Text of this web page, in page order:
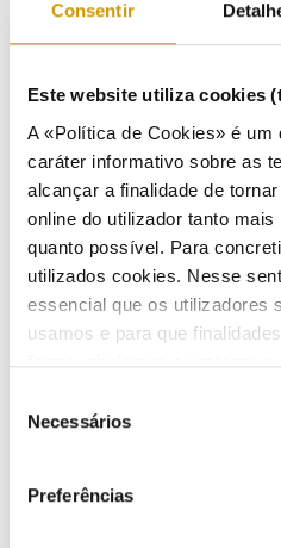
Consentir
Este website utiliza cookies
A «Política de Cookies» é um
caráter informativo sobre as
alcançar a finalidade de
online do utilizador tanto
quanto possível. Para
utilizados cookies. Nesse
essencial que os utilizadores
usamos e para que
forma, ajudamos a proteger a
simples possível de usar.
Necessários
Preferências
14/09/2004 27/01/2005
Consulta Pública n.º 7
Alteração regulamentar para
mercado de eletricidade a
especial (Regulamento Tarifário,
Comerciais e Regulamento do
Interligações)
01/03/2004
Regulamentação do Setor do